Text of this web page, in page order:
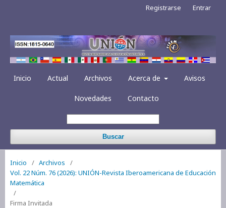
Inicio Actual Archivos Acerca de Avisos
Novedades Contacto
Buscar
Registrarse Entrar
Inicio / Archivos
/
Vol. 22 Núm. 76 (2026): UNIÓN-Revista Iberoamericana de Educación
Matemática
/
Firma Invitada